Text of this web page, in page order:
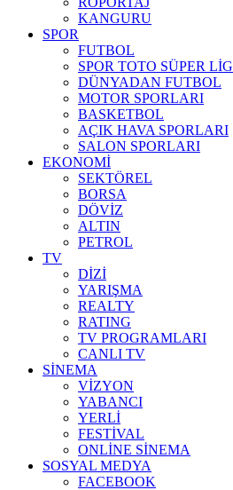
KANGURU
SPOR
FUTBOL
SPOR TOTO SÜPER LİG
DÜNYADAN FUTBOL
MOTOR SPORLARI
BASKETBOL
AÇIK HAVA SPORLARI
SALON SPORLARI
EKONOMİ
SEKTÖREL
BORSA
DÖVİZ
ALTIN
PETROL
TV
DİZİ
YARIŞMA
REALTY
RATING
TV PROGRAMLARI
CANLI TV
SİNEMA
VİZYON
YABANCI
YERLİ
FESTİVAL
ONLİNE SİNEMA
SOSYAL MEDYA
FACEBOOK